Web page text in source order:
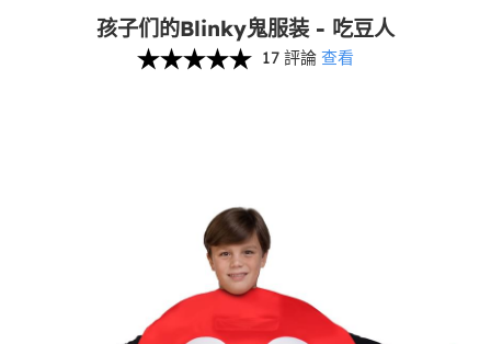
孩子们的Blinky鬼服装 - 吃豆人
17 評論 查看